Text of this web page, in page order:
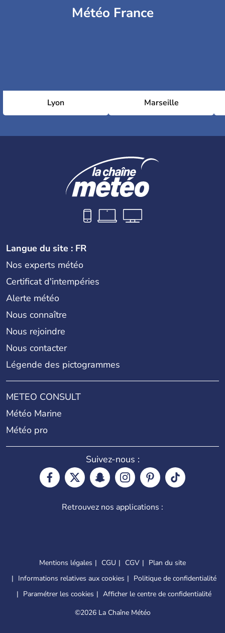
Météo France
Lyon Marseille
Langue du site : FR
Nos experts météo
Certificat d'intempéries
Alerte météo
Nous connaître
Nous rejoindre
Nous contacter
Légende des pictogrammes
METEO CONSULT
Météo Marine
Météo pro
Suivez-nous :
Retrouvez nos applications :
Mentions légales CGU CGV
Plan du site
Informations relatives aux cookies
Politique de confidentialité
Paramétrer les cookies
Afficher le centre de confidentialité
©2026 La Chaîne Météo